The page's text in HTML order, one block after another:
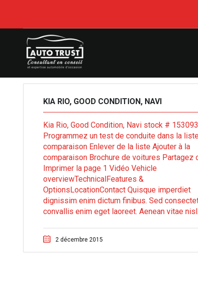
AUTO TRUST
KIA RIO, GOOD CONDITION, NAVI
Kia Rio, Good Condition, Navi stock # 153093
Programmez un test de conduite dans la
comparaison Enlever de la liste Ajouter à la
comparaison Brochure de voitures Partagez
Imprimer la page 1 Vidéo Vehicle
overviewTechnicalFeatures &
OptionsLocationContact Quisque imperdiet
dignissim enim dictum finibus. Sed
convallis enim eget laoreet. Aenean vitae
2 décembre 2015